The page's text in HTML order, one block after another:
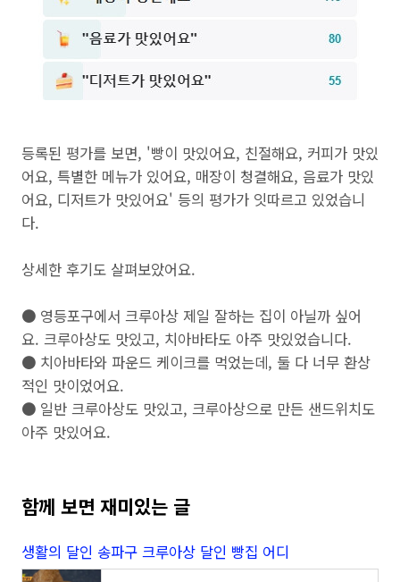
등록된 평가를 보면, '빵이 맛있어요, 친절해요, 커피가 맛있
어요, 특별한 메뉴가 있어요, 매장이 청결해요, 음료가 맛있
어요, 디저트가 맛있어요' 등의 평가가 잇따르고 있었습니
다.
상세한 후기도 살펴보았어요.
● 영등포구에서 크루아상 제일 잘하는 집이 아닐까 싶어
요. 크루아상도 맛있고, 치아바타도 아주 맛있었습니다.
● 치아바타와 파운드 케이크를 먹었는데, 둘 다 너무 환상
적인 맛이었어요.
● 일반 크루아상도 맛있고, 크루아상으로 만든 샌드위치도
아주 맛있어요.
함께 보면 재미있는 글
생활의 달인 송파구 크루아상 달인 빵집 어디